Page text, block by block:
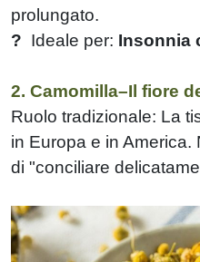
prolungato.
? Ideale per: Insonnia
2. Camomilla–Il fiore
Ruolo tradizionale: La
in Europa e in America.
di "conciliare